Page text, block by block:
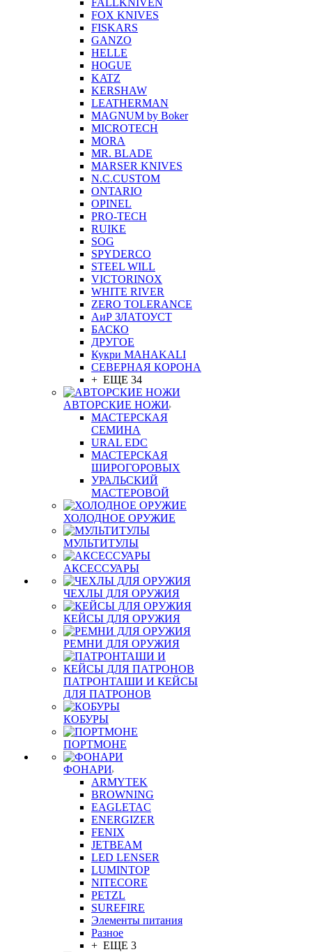
FALLKNIVEN
FOX KNIVES
FISKARS
GANZO
HELLE
HOGUE
KATZ
KERSHAW
LEATHERMAN
MAGNUM by Boker
MICROTECH
MORA
MR. BLADE
MARSER KNIVES
N.C.CUSTOM
ONTARIO
OPINEL
PRO-TECH
RUIKE
SOG
SPYDERCO
STEEL WILL
VICTORINOX
WHITE RIVER
ZERO TOLERANCE
АиР ЗЛАТОУСТ
БАСКО
ДРУГОЕ
Кукри MAHAKALI
СЕВЕРНАЯ КОРОНА
+ ЕЩЕ 34
АВТОРСКИЕ НОЖИ
МАСТЕРСКАЯ
СЕМИНА
URAL EDC
МАСТЕРСКАЯ
ШИРОГОРОВЫХ
УРАЛЬСКИЙ
МАСТЕРОВОЙ
ХОЛОДНОЕ ОРУЖИЕ
МУЛЬТИТУЛЫ
АКСЕССУАРЫ
ЧЕХЛЫ ДЛЯ ОРУЖИЯ
КЕЙСЫ ДЛЯ ОРУЖИЯ
РЕМНИ ДЛЯ ОРУЖИЯ
ПАТРОНТАШИ И КЕЙСЫ
ДЛЯ ПАТРОНОВ
КОБУРЫ
ПОРТМОНЕ
ФОНАРИ
ARMYTEK
BROWNING
EAGLETAC
ENERGIZER
FENIX
JETBEAM
LED LENSER
LUMINTOP
NITECORE
PETZL
SUREFIRE
Элементы питания
Разное
+ ЕЩЕ 3